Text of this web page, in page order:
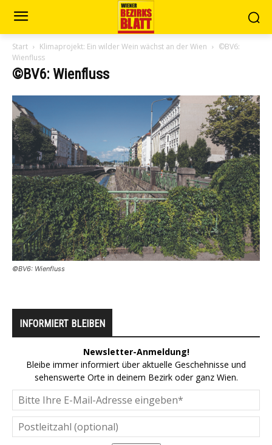
Start Klimaprojekt: Ein wilder Wein wächst an der Wien
©BV6:
Wienfluss
©BV6: Wienfluss
©BV6: Wienfluss
INFORMIERT BLEIBEN
Newsletter-Anmeldung!
Bleibe immer informiert über aktuelle Geschehnisse und
sehenswerte Orte in deinem Bezirk oder ganz Wien.